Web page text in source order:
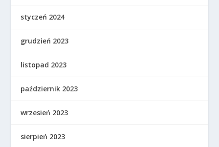
styczeń 2024
grudzień 2023
listopad 2023
październik 2023
wrzesień 2023
sierpień 2023